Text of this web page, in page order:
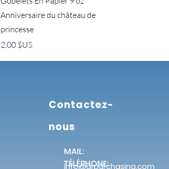
Anniversaire du château de
princesse
Prix
2,00 $US
Contactez-
nous
MAIL:
info@grpurchasing.com
TÉLÉPHONE: